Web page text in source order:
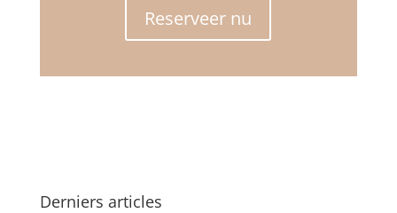
Reserveer nu
Derniers articles